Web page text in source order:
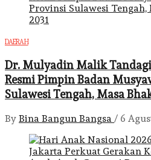
DAERAH
Dr. Mulyadin Malik
Resmi Pimpin Badan
Sulawesi Tengah, Masa
By Bina Bangun Bangsa / 6